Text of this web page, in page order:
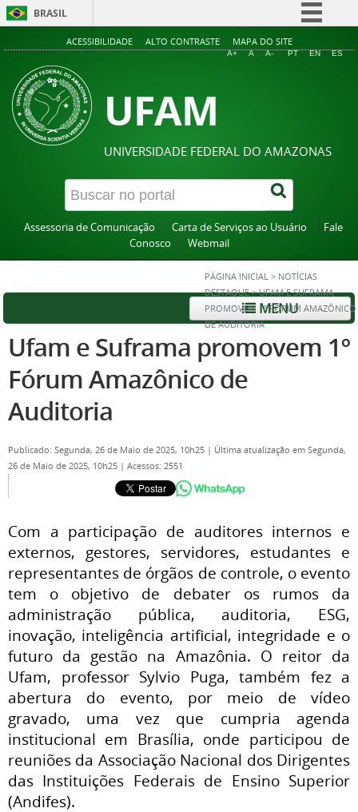
BRASIL
Simplifique!
Acesso à informação
ACESSIBILIDADE ALTO CONTRASTE MAPA DO SITE
A+ A A- PT EN ES
UFAM
UNIVERSIDADE FEDERAL DO AMAZONAS
Assessoria de Comunicação Carta de Serviços ao Usuário
Fale
Conosco
Webmail
PÁGINA INICIAL > NOTÍCIAS
DESTAQUE >UFAM E SUFRAMA
PROMOVEM 1º FÓRUM AMAZÔNICO
DE AUDITORIA
MENU
Ufam e Suframa promovem 1º
Fórum Amazônico de
Auditoria
Publicado: Segunda, 26 de Maio de 2025, 10h25 | Última atualização em Segunda,
26 de Maio de 2025, 10h25 | Acessos: 2551
Com a participação de auditores internos e
externos, gestores, servidores, estudantes e
representantes de órgãos de controle, o evento
tem o objetivo de debater os rumos da
administração pública, auditoria, ESG,
inovação, inteligência artificial, integridade e o
futuro da gestão na Amazônia. O reitor da
Ufam, professor Sylvio Puga, também fez a
abertura do evento, por meio de vídeo
gravado, uma vez que cumpria agenda
institucional em Brasília, onde participou de
reuniões da Associação Nacional dos Dirigentes
das Instituições Federais de Ensino Superior
(Andifes).